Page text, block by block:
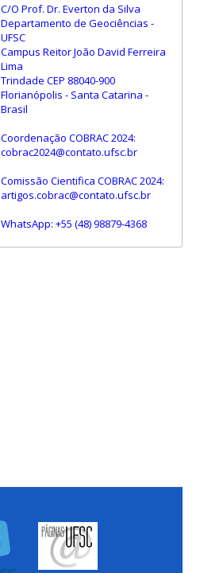
C/O Prof. Dr. Everton da Silva
Departamento de Geociências -
UFSC
Campus Reitor João David Ferreira
Lima
Trindade CEP 88040-900
Florianópolis - Santa Catarina -
Brasil
Coordenação COBRAC 2024:
cobrac2024@contato.ufsc.br
Comissão Cientifica COBRAC 2024:
artigos.cobrac@contato.ufsc.br
WhatsApp: +55 (48) 98879-4368